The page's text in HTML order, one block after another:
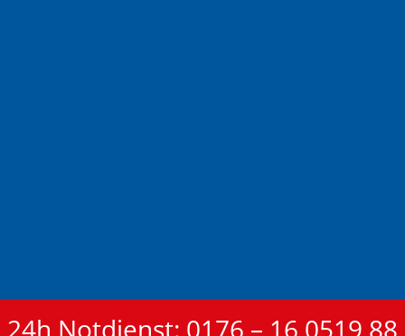
24h Notdienst: 0176 – 16 0519 88